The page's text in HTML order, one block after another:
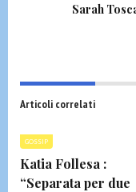
Sarah
Articoli correlati
GOSSIP
Katia Follesa :
“Separata per due